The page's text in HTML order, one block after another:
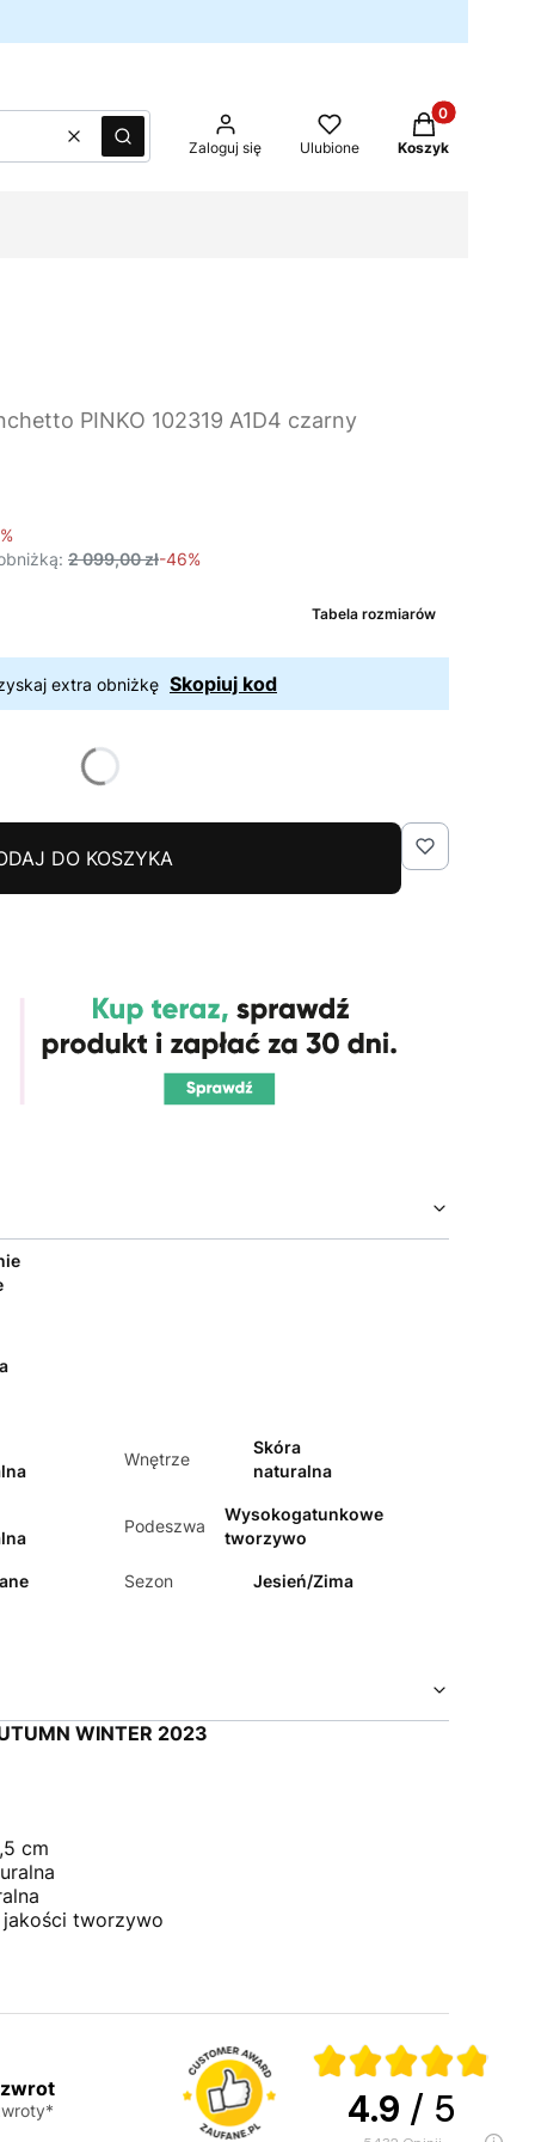
WyczyśćSzukaj Zaloguj się Ulubione
Produkty w
Koszyk
PINKO 102319 A1D4 czarny
2 099,00 zł-46%
Tabela rozmiarów
extra obniżkę Skopiuj kod
DO KOSZYKA
Wnętrze
Skóra
naturalna
Podeszwa
Wysokogatunkowe
tworzywo
Sezon Jesień/Zima
WINTER 2023
cm
jakości tworzywo
4.9 / 5